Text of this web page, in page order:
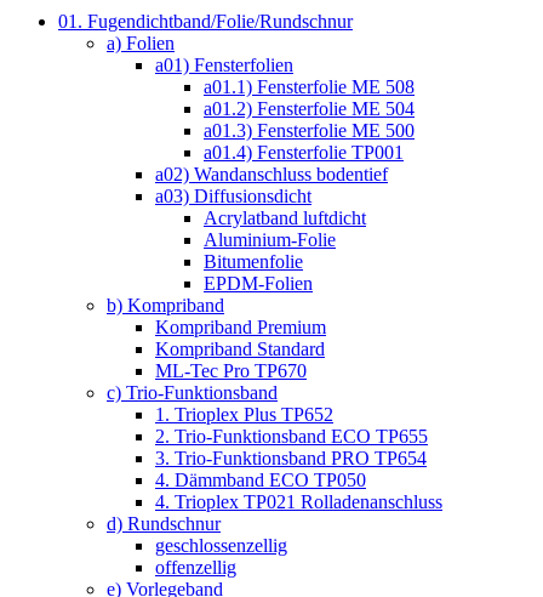
01. Fugendichtband/Folie/Rundschnur
a) Folien
a01) Fensterfolien
a01.1) Fensterfolie ME 508
a01.2) Fensterfolie ME 504
a01.3) Fensterfolie ME 500
a01.4) Fensterfolie TP001
a02) Wandanschluss bodentief
a03) Diffusionsdicht
Acrylatband luftdicht
Aluminium-Folie
Bitumenfolie
EPDM-Folien
b) Kompriband
Kompriband Premium
Kompriband Standard
ML-Tec Pro TP670
c) Trio-Funktionsband
1. Trioplex Plus TP652
2. Trio-Funktionsband ECO TP655
3. Trio-Funktionsband PRO TP654
4. Dämmband ECO TP050
4. Trioplex TP021 Rolladenanschluss
d) Rundschnur
geschlossenzellig
offenzellig
e) Vorlegeband